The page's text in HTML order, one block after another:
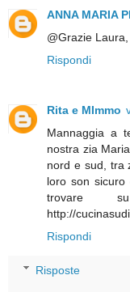
ANNA MARIA
@Grazie
Rispondi
Rita e MImmo
Mannaggia a
nostra zia
nord e sud, tra
loro son sicuro
trovare
http://
Rispondi
Risposte